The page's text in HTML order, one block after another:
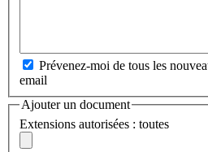
Prévenez-moi de tous les
email
Ajouter un document
Extensions autorisées : toutes